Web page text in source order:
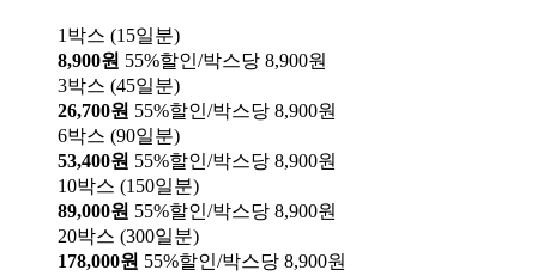
1박스 (15일분)
8,900원 55%할인/박스당 8,900원
3박스 (45일분)
26,700원 55%할인/박스당 8,900원
6박스 (90일분)
53,400원 55%할인/박스당 8,900원
10박스 (150일분)
89,000원 55%할인/박스당 8,900원
20박스 (300일분)
178,000원 55%할인/박스당 8,900원